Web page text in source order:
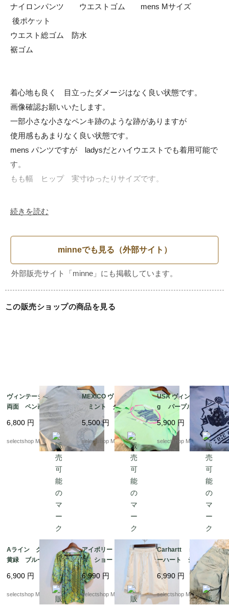
ナイロンパンツ　　ウエストゴム　　mens Mサイズ
ウエスト総ゴム　防水
裾ゴム
着心地も良く　目立ったダメージはなく良い状態です。
画像確認お願いいたします。
一部小さな小さなペンキ跡のような跡がありますが
使用感もあまりなく良い状態です。
mens パンツですが　ladysだとハイウエストでも着用可能で
す。
もも幅　ヒップ　実寸ゆったりサイズです。
計測 cm　平置き 約
し伸びます。maxフロント51cm）
ウエスト実寸62cmから95cm程度の方用
総丈109
ヒップ57(二倍程度でご参考ください。
股下76
ズですので計測にてお手持ちの服などで、ご確認お願いいた
します。
目立った大きなダメージはありませんが
新品ではないため　目立たない　小傷などある場合があり
ます。ご理解のある方ご検討お願い致します。
続きを読む
この販売ショップの商品を見る
ヴィンテージ 全面
両面 ペン画のよう
な トカゲ Tシャツ
カーキ Mサイズ
コットン プリント
トカゲ Tシャツ 両面
プリント INDIA 全
6,800 円
selectshop Merci.
MEXICO ヴィンテージ
ミント グリーン
Mサイズ コット
ン プリント 魚 Tシ
ャツ DELTA MAGE
LLAN SPORTS
5,500円
selectshop Merci.
USA ヴィンテージ di
g パープル 蛙
Mサイズ コットン
パープル ブルー 両
面プリント ケロッ
グ Tシャツ USA
5,900 円
selectshop Merci.
Aライン グリーン
黄緑 ブルー パフス
リーブ 半袖 ブラウ
ス 記載XL サイズ
ポリエステル 幾何学
6,900 円
selectshop Merci.
アイボリー Mサイ
ズ ショートパンツ
コットン 短パン リ
ネンのような風合い
ALLYSON WHIT MOR
E made in TURKEY
6,990 円
selectshop Merci.
Carhartt size 36 カ
ーハート ショートパ
ンツ コットン スク
エア柄 リラックスフ
ィット ベージュ 短
パン Lサイズ程度
6,990 円
selectshop Merci.